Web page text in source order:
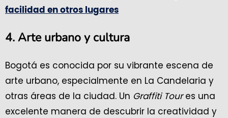
facilidad en otros lugares
4. Arte urbano y cultura
Bogotá es conocida por su vibrante escena de
arte urbano, especialmente en La Candelaria y
otras áreas de la ciudad. Un Graffiti Toures una
excelente manera de descubrir la creatividad y